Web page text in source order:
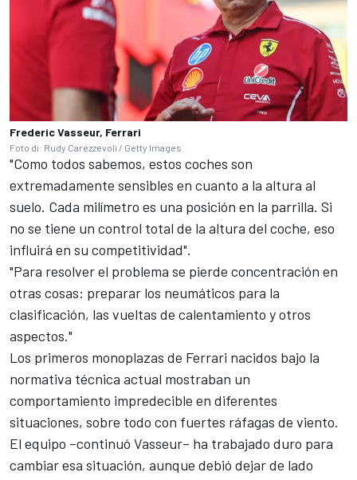
Frederic Vasseur, Ferrari
Foto di: Rudy Carezzevoli / Getty Images
"Como todos sabemos, estos coches son
extremadamente sensibles en cuanto a la altura al
suelo. Cada milímetro es una posición en la parrilla. Si
no se tiene un control total de la altura del coche, eso
influirá en su competitividad".
"Para resolver el problema se pierde concentración en
otras cosas: preparar los neumáticos para la
clasificación, las vueltas de calentamiento y otros
aspectos."
Los primeros monoplazas de Ferrari nacidos bajo la
normativa técnica actual mostraban un
comportamiento impredecible en diferentes
situaciones, sobre todo con fuertes ráfagas de viento.
El equipo –continuó Vasseur– ha trabajado duro para
cambiar esa situación, aunque debió dejar de lado